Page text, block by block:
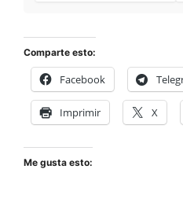
Comparte esto:
Facebook
Imprimir X
Me gusta esto: